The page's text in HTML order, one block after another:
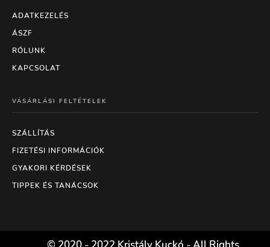
ADATKEZELÉS
ÁSZF
RÓLUNK
KAPCSOLAT
VÁSÁRLÁSI FELTÉTELEK
SZÁLLÍTÁS
FIZETÉSI INFORMÁCIÓK
GYAKORI KÉRDÉSEK
TIPPEK ÉS TANÁCSOK